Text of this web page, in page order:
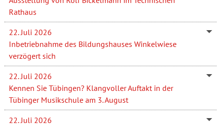
Rathaus
22. Juli 2026
Inbetriebnahme des Bildungshauses Winkelwiese
verzögert sich
22. Juli 2026
Kennen Sie Tübingen? Klangvoller Auftakt in der
Tübinger Musikschule am 3. August
22. Juli 2026